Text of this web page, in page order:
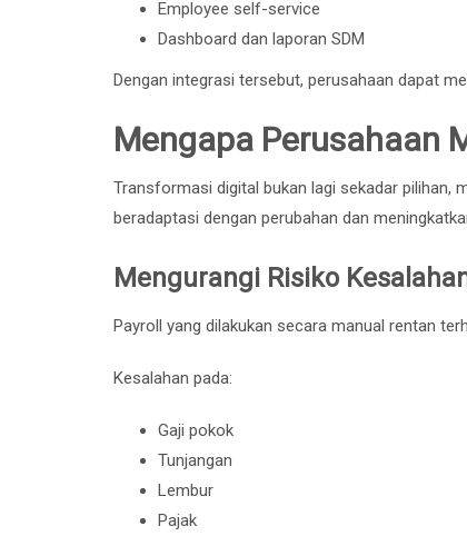
Employee self-service
Dashboard dan laporan SDM
Dengan integrasi tersebut, perusahaan dapat
Mengapa Perusahaan
Transformasi digital bukan lagi sekadar pilihan,
beradaptasi dengan perubahan dan
Mengurangi Risiko
Payroll yang dilakukan secara manual rentan
Kesalahan pada:
Gaji pokok
Tunjangan
Lembur
Pajak